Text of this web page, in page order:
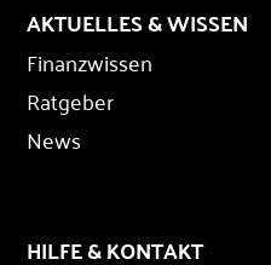
AKTUELLES & WISSEN
Finanzwissen
Ratgeber
News
HILFE & KONTAKT